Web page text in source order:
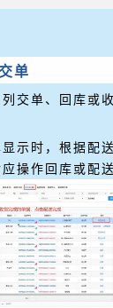
单
交单、回库或
示时，根据配
操作回库或配送